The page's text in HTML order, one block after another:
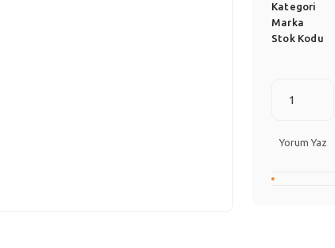
Kategori
Marka
Stok Kodu
Yorum Yaz